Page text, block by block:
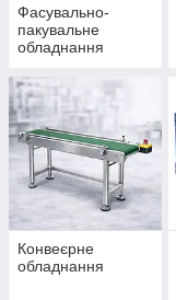
Фасувально-
пакувальне
обладнання
Конвеєрне
обладнання